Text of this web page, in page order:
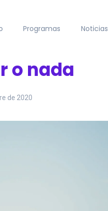
Programas Noticias
o nada
de 2020